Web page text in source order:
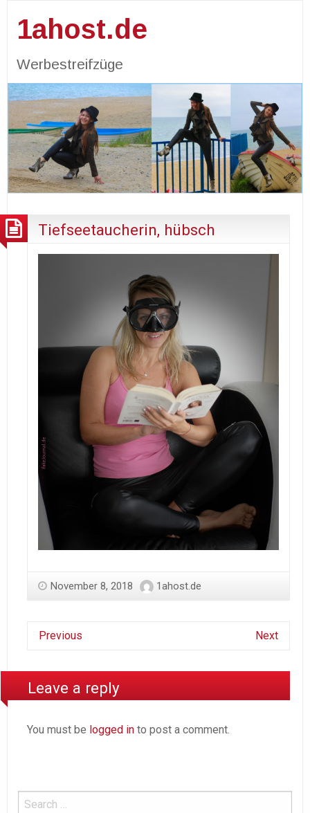
1ahost.de
Werbestreifzüge
Tiefseetaucherin, hübsch
November 8, 2018 1ahost.de
Previous Next
Leave a reply
You must be logged in to post a comment.